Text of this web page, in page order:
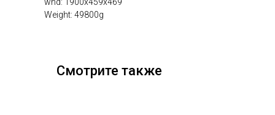
Weight: 49800g
Смотрите также